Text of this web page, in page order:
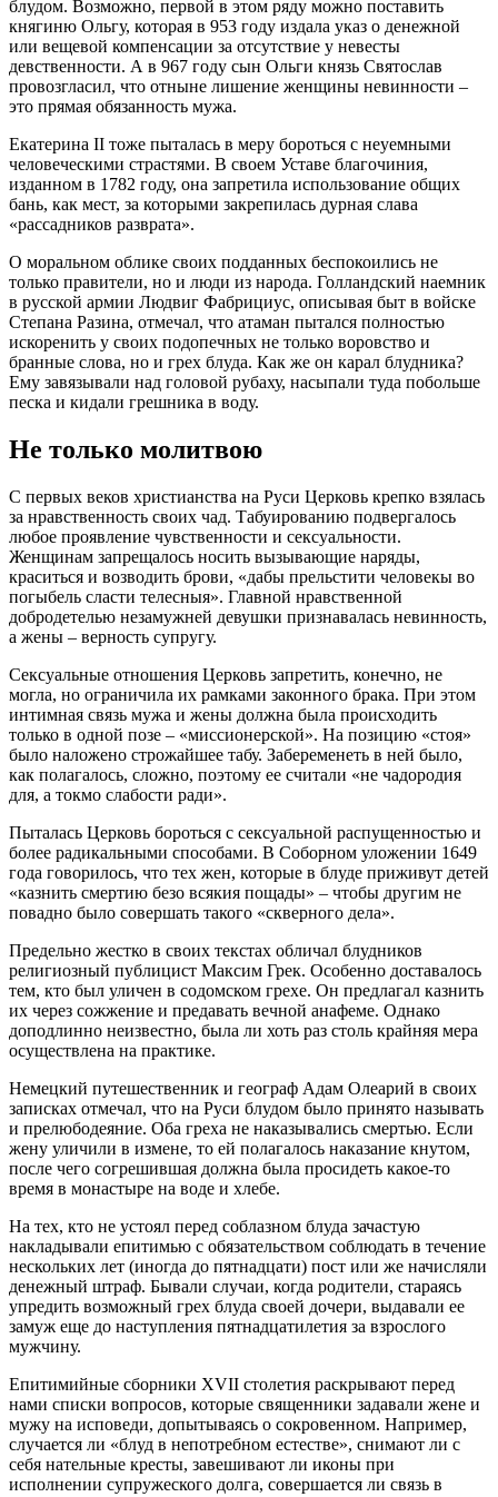
блудом. Возможно, первой в этом ряду можно поставить
княгиню Ольгу, которая в 953 году издала указ о денежной
или вещевой компенсации за отсутствие у невесты
девственности. А в 967 году сын Ольги князь Святослав
провозгласил, что отныне лишение женщины невинности –
это прямая обязанность мужа.
Екатерина II тоже пыталась в меру бороться с неуемными
человеческими страстями. В своем Уставе благочиния,
изданном в 1782 году, она запретила использование общих
бань, как мест, за которыми закрепилась дурная слава
«рассадников разврата».
О моральном облике своих подданных беспокоились не
только правители, но и люди из народа. Голландский наемник
в русской армии Людвиг Фабрициус, описывая быт в войске
Степана Разина, отмечал, что атаман пытался полностью
искоренить у своих подопечных не только воровство и
бранные слова, но и грех блуда. Как же он карал блудника?
Ему завязывали над головой рубаху, насыпали туда побольше
песка и кидали грешника в воду.
Не только молитвою
С первых веков христианства на Руси Церковь крепко взялась
за нравственность своих чад. Табуированию подвергалось
любое проявление чувственности и сексуальности.
Женщинам запрещалось носить вызывающие наряды,
краситься и возводить брови, «дабы прельстити человекы во
погыбель сласти телесныя». Главной нравственной
добродетелью незамужней девушки признавалась невинность,
а жены – верность супругу.
Сексуальные отношения Церковь запретить, конечно, не
могла, но ограничила их рамками законного брака. При этом
интимная связь мужа и жены должна была происходить
только в одной позе – «миссионерской». На позицию «стоя»
было наложено строжайшее табу. Забеременеть в ней было,
как полагалось, сложно, поэтому ее считали «не чадородия
для, а токмо слабости ради».
Пыталась Церковь бороться с сексуальной распущенностью и
более радикальными способами. В Соборном уложении 1649
года говорилось, что тех жен, которые в блуде приживут детей
«казнить смертию безо всякия пощады» – чтобы другим не
повадно было совершать такого «скверного дела».
Предельно жестко в своих текстах обличал блудников
религиозный публицист Максим Грек. Особенно доставалось
тем, кто был уличен в содомском грехе. Он предлагал казнить
их через сожжение и предавать вечной анафеме. Однако
доподлинно неизвестно, была ли хоть раз столь крайняя мера
осуществлена на практике.
Немецкий путешественник и географ Адам Олеарий в своих
записках отмечал, что на Руси блудом было принято называть
и прелюбодеяние. Оба греха не наказывались смертью. Если
жену уличили в измене, то ей полагалось наказание кнутом,
после чего согрешившая должна была просидеть какое-то
время в монастыре на воде и хлебе.
На тех, кто не устоял перед соблазном блуда зачастую
накладывали епитимью с обязательством соблюдать в течение
нескольких лет (иногда до пятнадцати) пост или же начисляли
денежный штраф. Бывали случаи, когда родители, стараясь
упредить возможный грех блуда своей дочери, выдавали ее
замуж еще до наступления пятнадцатилетия за взрослого
мужчину.
Епитимийные сборники XVII столетия раскрывают перед
нами списки вопросов, которые священники задавали жене и
мужу на исповеди, допытываясь о сокровенном. Например,
случается ли «блуд в непотребном естестве», снимают ли с
себя нательные кресты, завешивают ли иконы при
исполнении супружеского долга, совершается ли связь в